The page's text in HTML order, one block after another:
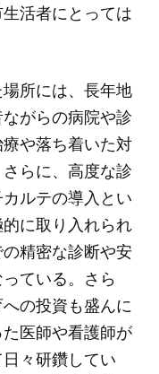
活者にとっては
所には、長年地
がらの病院や診
や落ち着いた対
らに、高度な診
ルテの導入とい
に取り入れられ
精密な診断や安
ている。さら
の投資も盛んに
医師や看護師が
々研鑽してい